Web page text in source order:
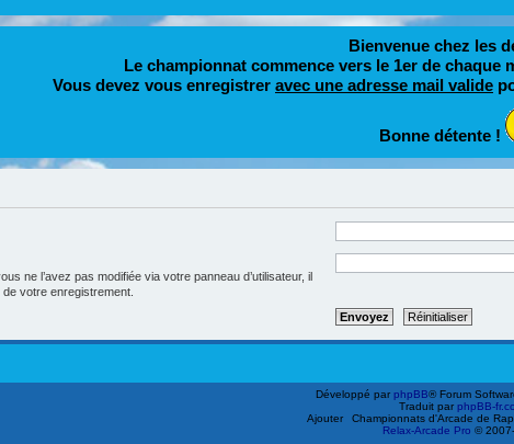
Bienvenue chez les
Le championnat commence vers le 1er de
Vous devez vous enregistrer avec une adresse mail valide
Bonne détente !
ne l’avez pas modifiée via votre panneau d’utilisateur, il
votre enregistrement.
Développé parphpBB® Forum
Traduit parphpBB-
Ajouter
Championnats d'Arcade de
Relax-Arcade Pro ©